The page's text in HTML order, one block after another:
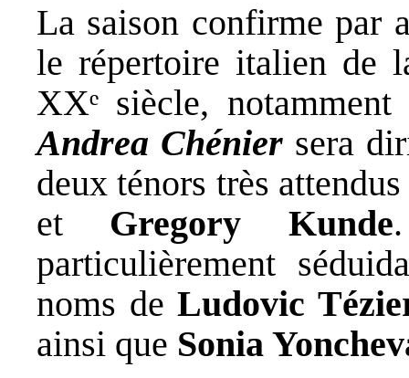
La saison confirme par
le répertoire italien de
XXᵉ siècle,
Andrea Chénier sera
deux ténors très
et Gregory Kunde
particulièrement
noms de Ludovic
ainsi que Sonia